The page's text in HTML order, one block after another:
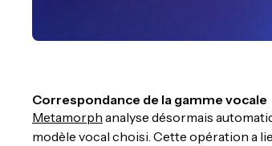
Correspondance de la gamme vocale
Metamorph analyse désormais
modèle vocal choisi. Cette opération a